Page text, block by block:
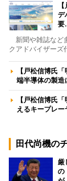
デ
新聞や雑誌など
クアドバイザーズ
【戸松信博氏
端半導体の製
【戸松信博氏
えるキープレ
田代尚機の
厳
の